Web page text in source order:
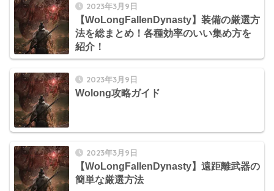
2023年3月9日
【WoLongFallenDynasty】装備の厳選方
法を総まとめ！各種効率のいい集め方を
紹介！
2023年3月9日
Wolong攻略ガイド
2023年3月9日
【WoLongFallenDynasty】遠距離武器の
簡単な厳選方法